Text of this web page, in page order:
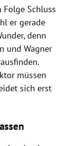
Schluss
er gerade
denn
und Wagner
müssen
sich erst